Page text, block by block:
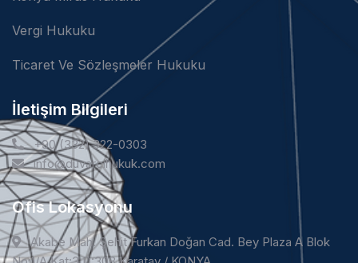
Vergi Hukuku
Ticaret Ve Sözleşmeler Hukuku
İletişim Bilgileri
+90 (332) 322-0303
info@duvarcihukuk.com
Ofis Lokasyonu
Akabe Mah. Şehit Furkan Doğan Cad. Bey Plaza A Blok